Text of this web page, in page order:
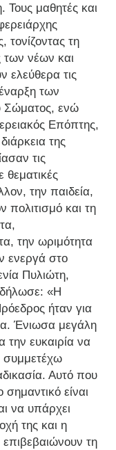
Τους μαθητές και
τη
των νέων και
ελεύθερα τις
των
Σώματος, ενώ
Επόπτης,
της
τις
θεματικές
την παιδεία,
πολιτισμό και τη
την ωριμότητα
ενεργά στο
Πυλιώτη,
δήλωσε: «Η
ήταν για
Ένιωσα μεγάλη
την ευκαιρία να
συμμετέχω
Αυτό που
είναι
να υπάρχει
της και η
τη